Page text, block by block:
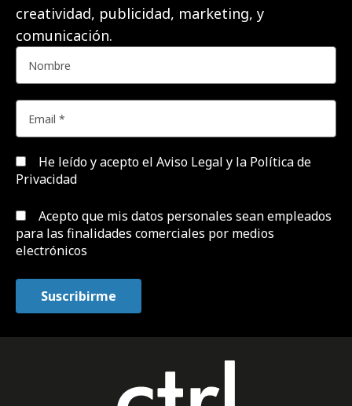
creatividad, publicidad, marketing, y
comunicación.
He leído y acepto el Aviso Legal y la Política de
Privacidad
Acepto que mis datos personales sean empleados
para las finalidades comerciales por medios
electrónicos